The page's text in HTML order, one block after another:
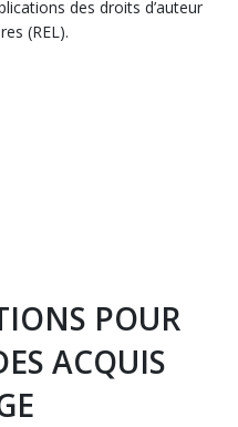
des droits d’auteur
(REL).
POUR
ACQUIS